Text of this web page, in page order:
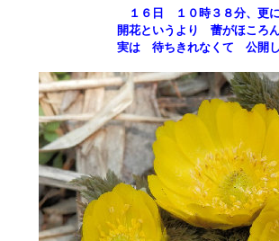
１６日 １０時３８分、更
開花というより 蕾がほころ
実は 待ちきれなくて 公開し